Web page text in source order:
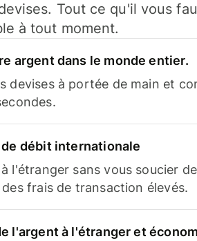
Tout ce qu'il vous
à tout moment.
argent dans le monde entier.
devises à portée de main et
débit internationale
l'étranger sans vous soucier
frais de transaction élevés.
l'argent à l'étranger et